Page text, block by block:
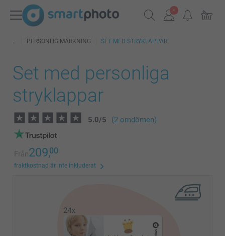
PERSONLIG MÄRKNING SET MED STRYKLAPPAR
Set med personliga
stryklappar
5.0/5 (2 omdömen)
Från209,00
fraktkostnad är inte inkluderat